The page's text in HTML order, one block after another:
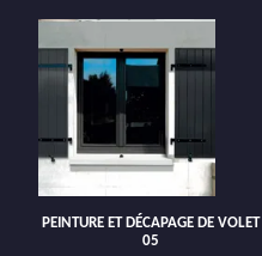
PEINTURE ET DÉCAPAGE DE VOLET
05